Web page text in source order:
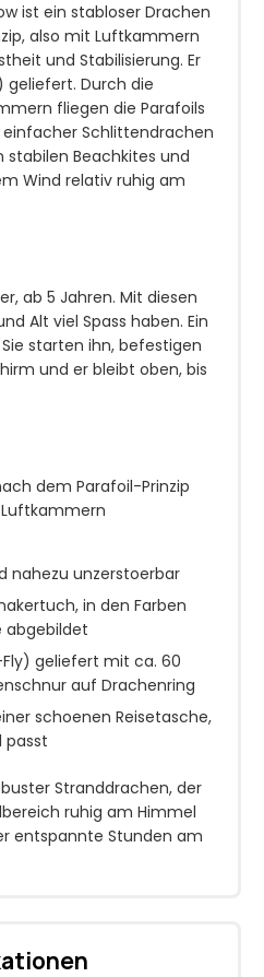
ist ein stabloser Drachen
also mit Luftkammern
und Stabilisierung. Er
geliefert. Durch die
fliegen die Parafoils
Schlittendrachen
Beachkites und
Wind relativ ruhig am
ab 5 Jahren. Mit diesen
Alt viel Spass haben. Ein
starten ihn, befestigen
und er bleibt oben, bis
dem Parafoil-Prinzip
nahezu unzerstoerbar
in den Farben
abgebildet
geliefert mit ca. 60
auf Drachenring
schoenen Reisetasche,
passt
Stranddrachen, der
ruhig am Himmel
entspannte Stunden am